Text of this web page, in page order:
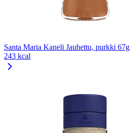
Santa Maria Kaneli Jauhettu, purkki 67g
243 kcal